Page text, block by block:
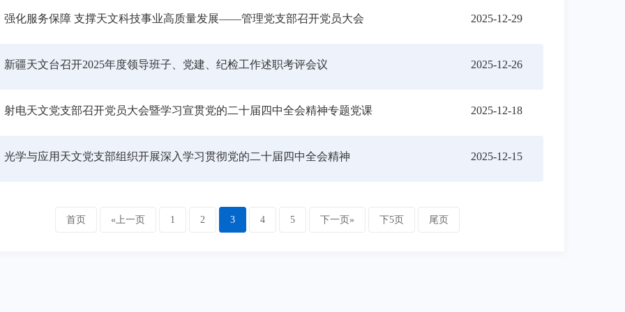
强化服务保障 支撑天文科技事业高质量发展——管理党支部召开党员大会 2025-12-29
新疆天文台召开2025年度领导班子、党建、纪检工作述职考评会议 2025-12-26
射电天文党支部召开党员大会暨学习宣贯党的二十届四中全会精神专题党课 2025-12-18
光学与应用天文党支部组织开展深入学习贯彻党的二十届四中全会精神 2025-12-15
首页 «上一页 1 2 3 4 5 下一页» 下5页 尾页